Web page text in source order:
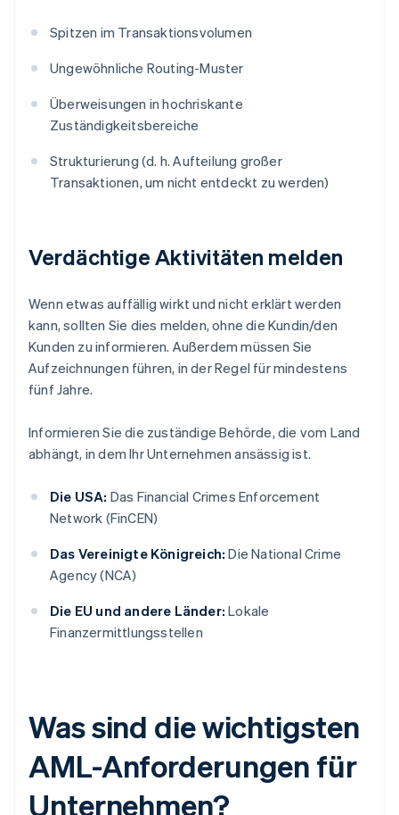
Spitzen im Transaktionsvolumen
Ungewöhnliche Routing-Muster
Überweisungen in hochriskante
Zuständigkeitsbereiche
Strukturierung (d. h. Aufteilung großer
Transaktionen, um nicht entdeckt zu werden)
Verdächtige Aktivitäten melden
Wenn etwas auffällig wirkt und nicht erklärt werden
kann, sollten Sie dies melden, ohne die Kundin/den
Kunden zu informieren. Außerdem müssen Sie
Aufzeichnungen führen, in der Regel für mindestens
fünf Jahre.
Informieren Sie die zuständige Behörde, die vom Land
abhängt, in dem Ihr Unternehmen ansässig ist.
Die USA: Das Financial Crimes Enforcement
Network (FinCEN)
Das Vereinigte Königreich: Die National Crime
Agency (NCA)
Die EU und andere Länder: Lokale
Finanzermittlungsstellen
Was sind die wichtigsten
AML-Anforderungen für
Unternehmen?